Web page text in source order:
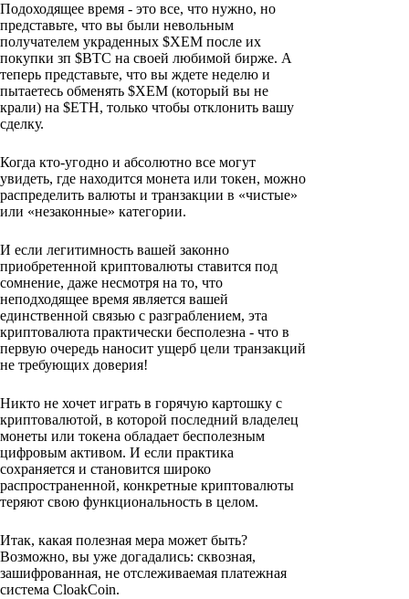
Подоходящее время - это все, что нужно, но
представьте, что вы были невольным
получателем украденных $XEM после их
покупки зп $BTC на своей любимой бирже. А
теперь представьте, что вы ждете неделю и
пытаетесь обменять $XEM (который вы не
крали) на $ETH, только чтобы отклонить вашу
сделку.
Когда кто-угодно и абсолютно все могут
увидеть, где находится монета или токен, можно
распределить валюты и транзакции в «чистые»
или «незаконные» категории.
И если легитимность вашей законно
приобретенной криптовалюты ставится под
сомнение, даже несмотря на то, что
неподходящее время является вашей
единственной связью с разграблением, эта
криптовалюта практически бесполезна - что в
первую очередь наносит ущерб цели транзакций
не требующих доверия!
Никто не хочет играть в горячую картошку с
криптовалютой, в которой последний владелец
монеты или токена обладает бесполезным
цифровым активом. И если практика
сохраняется и становится широко
распространенной, конкретные криптовалюты
теряют свою функциональность в целом.
Итак, какая полезная мера может быть?
Возможно, вы уже догадались: сквозная,
зашифрованная, не отслеживаемая платежная
система CloakCoin.